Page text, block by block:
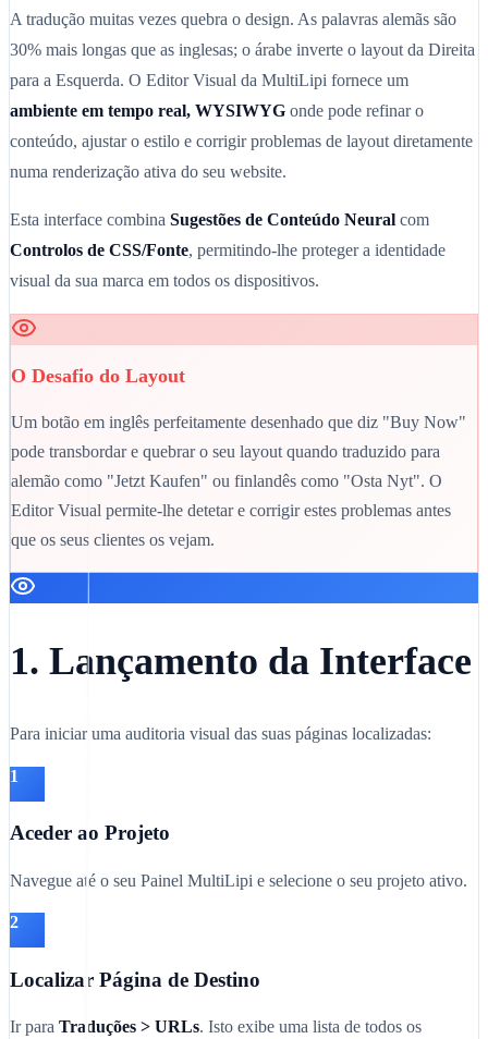
A tradução muitas vezes quebra o design. As palavras alemãs são
30% mais longas que as inglesas; o árabe inverte o layout da Direita
para a Esquerda. O Editor Visual da MultiLipi fornece um
ambiente em tempo real, WYSIWYG onde pode refinar o
conteúdo, ajustar o estilo e corrigir problemas de layout diretamente
numa renderização ativa do seu website.
Esta interface combina Sugestões de Conteúdo Neural com
Controlos de CSS/Fonte, permitindo-lhe proteger a identidade
visual da sua marca em todos os dispositivos.
O Desafio do Layout
Um botão em inglês perfeitamente desenhado que diz "Buy Now"
pode transbordar e quebrar o seu layout quando traduzido para
alemão como "Jetzt Kaufen" ou finlandês como "Osta Nyt". O
Editor Visual permite-lhe detetar e corrigir estes problemas antes
que os seus clientes os vejam.
1. Lançamento da Interface
Para iniciar uma auditoria visual das suas páginas localizadas:
1
Aceder ao Projeto
Navegue até o seu Painel MultiLipi e selecione o seu projeto ativo.
2
Localizar Página de Destino
Ir para Traduções > URLs. Isto exibe uma lista de todos os